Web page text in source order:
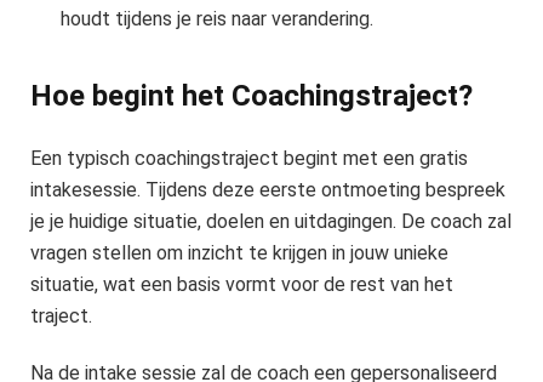
houdt tijdens je reis naar verandering.
Hoe begint het Coachingstraject?
Een typisch coachingstraject begint met een gratis
intakesessie. Tijdens deze eerste ontmoeting bespreek
je je huidige situatie, doelen en uitdagingen. De coach zal
vragen stellen om inzicht te krijgen in jouw unieke
situatie, wat een basis vormt voor de rest van het
traject.
Na de intake sessie zal de coach een gepersonaliseerd